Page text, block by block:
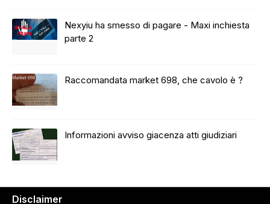
Nexyiu ha smesso di pagare - Maxi inchiesta
parte 2
Raccomandata market 698, che cavolo è ?
Informazioni avviso giacenza atti giudiziari
Disclaimer